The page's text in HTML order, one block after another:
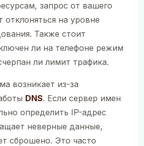
запрос от вашего
отклоняться на уровне
Также стоит
ли на телефоне режим
ли лимит трафика.
возникает из-за
DNS. Если сервер имен
определить IP-адрес
неверные данные,
сброшено. Это часто